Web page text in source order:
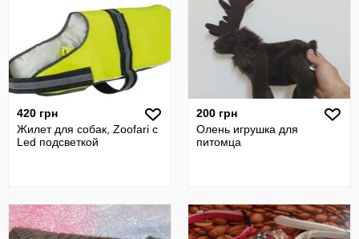
420 грн
Жилет для собак, Zoofari с
Led подсветкой
200 грн
Олень игрушка для
питомца